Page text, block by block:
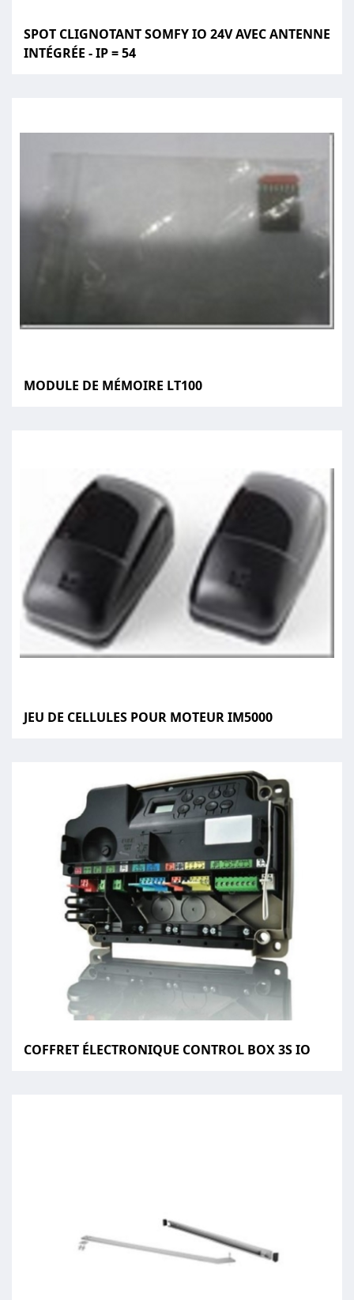
SPOT CLIGNOTANT SOMFY IO 24V AVEC ANTENNE
INTÉGRÉE - IP = 54
MODULE DE MÉMOIRE LT100
JEU DE CELLULES POUR MOTEUR IM5000
COFFRET ÉLECTRONIQUE CONTROL BOX 3S IO